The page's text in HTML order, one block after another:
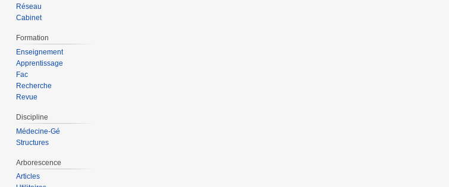
Réseau
Cabinet
Formation
Enseignement
Apprentissage
Fac
Recherche
Revue
Discipline
Médecine-Gé
Structures
Arborescence
Articles